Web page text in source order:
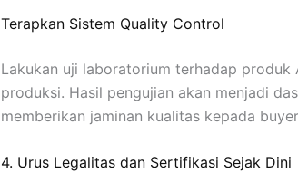
Terapkan Sistem Quality Control
Lakukan uji laboratorium terhadap produk
produksi. Hasil pengujian akan menjadi
memberikan jaminan kualitas kepada
4. Urus Legalitas dan Sertifikasi Sejak Dini